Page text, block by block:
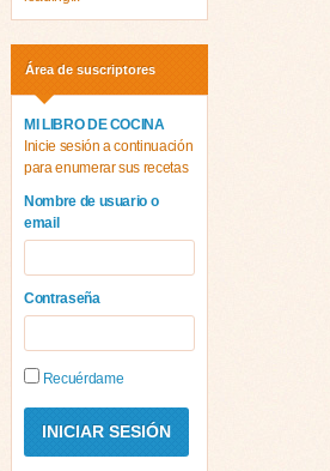
Área de suscriptores
MI LIBRO DE COCINA
Inicie sesión a continuación
para enumerar sus recetas
Nombre de usuario o
email
Contraseña
Recuérdame